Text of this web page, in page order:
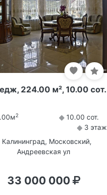
224.00 м², 10.00 сот.
2
10.00 сот.
3 этаж
Калининград, Московский,
Андреевская ул
33 000 000